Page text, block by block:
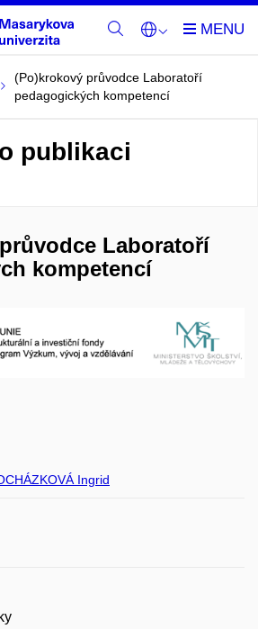
(Po)krokový průvodce Laboratoří
pedagogických kompetencí
publikaci
Laboratoří
kompetencí
Ingrid